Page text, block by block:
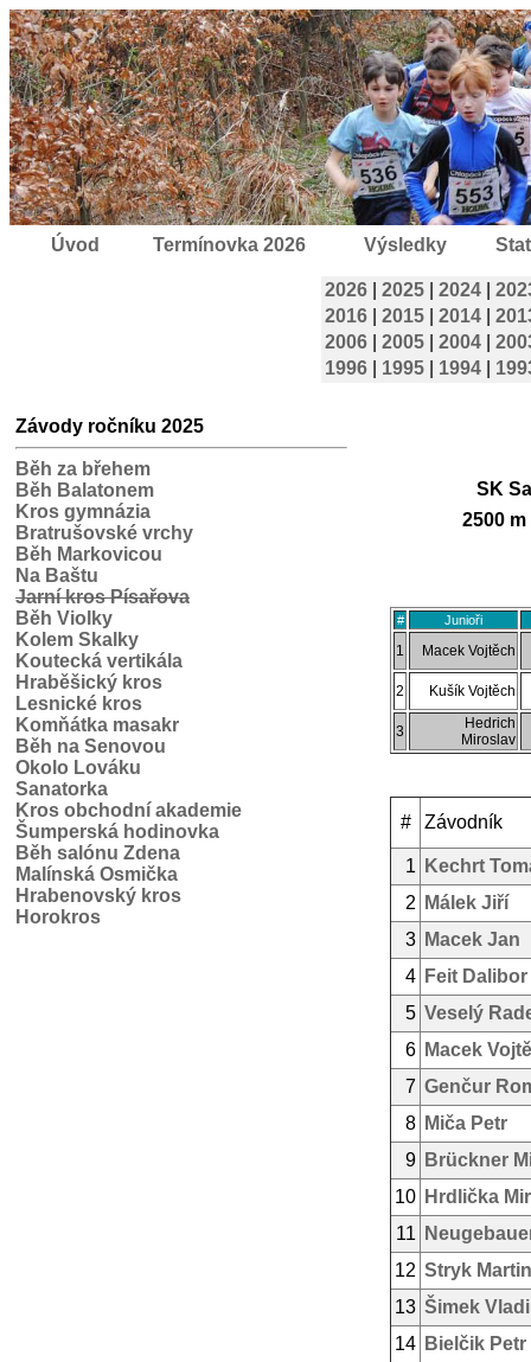
Úvod Termínovka 2026 Výsledky
2026 2025 2024
2016
2015 2014
2006
2005 2004
1996
1995 1994
Závody ročníku 2025
Běh za břehem
Běh Balatonem
Kros gymnázia
Bratrušovské vrchy
Běh Markovicou
Na Baštu
Jarní kros Písařova
Běh Violky
Kolem Skalky
Koutecká vertikála
Hraběšický kros
Lesnické kros
Komňátka masakr
Běh na Senovou
Okolo Lováku
Sanatorka
Kros obchodní akademie
Šumperská hodinovka
Běh salónu Zdena
Malínská Osmička
Hrabenovský kros
Horokros
SK
2500
# Junioři
1 Macek Vojtěch
2 Kušík Vojtěch
3
Hedrich
Miroslav
# Závodník
1
Kechrt
2
Málek Jiří
3 Macek Jan
4 Feit Dalibor
5 Veselý
6 Macek
7 Genčur
8 Miča Petr
9 Brückner
10 Hrdlička
11
12 Stryk Martin
13 Šimek
14 Bielčik Petr